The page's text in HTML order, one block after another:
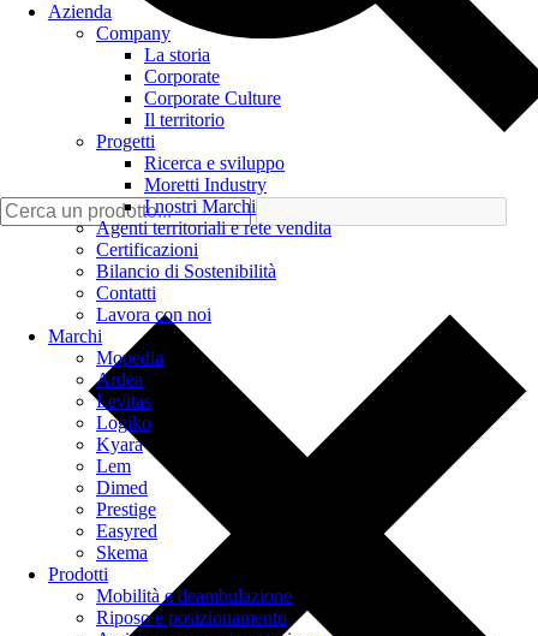
Azienda
Company
La storia
Corporate
Corporate Culture
Il territorio
Progetti
Ricerca e sviluppo
Moretti Industry
I nostri Marchi
Agenti territoriali e rete vendita
Certificazioni
Bilancio di Sostenibilità
Contatti
Lavora con noi
Marchi
Mopedia
Ardea
Levitas
Logiko
Kyara
Lem
Dimed
Prestige
Easyred
Skema
Prodotti
Mobilità e deambulazione
Riposo e posizionamento